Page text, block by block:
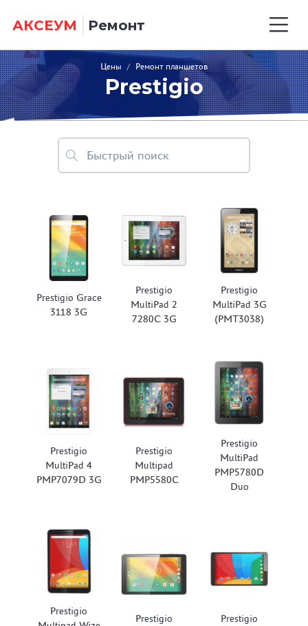
АКСЕУМ Ремонт
Цены / Ремонт планшетов
Prestigio
Prestigio Grace
3118 3G
Prestigio
MultiPad 2
7280C 3G
Prestigio
MultiPad 3G
(PMT3038)
Prestigio
MultiPad 4
PMP7079D 3G
Prestigio
Multipad
PMP5580C
Prestigio
MultiPad
PMP5780D
Duo
Prestigio
Prestigio
Prestigio